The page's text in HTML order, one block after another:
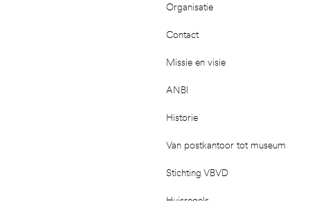
Organisatie
Contact
Missie en visie
ANBI
Historie
Van postkantoor tot museum
Stichting VBVD